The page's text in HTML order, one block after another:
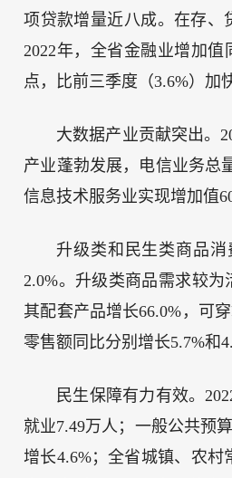
项贷款增量近八成。在存、
2022年，全省金融业增加
点，比前三季度（3.6%）加
大数据产业贡献突出。
产业蓬勃发展，电信业务总
信息技术服务业实现增加值
升级类和民生类商品
2.0%。升级类商品需求较
其配套产品增长66.0%，可
零售额同比分别增长5.7%和
民生保障有力有效。
就业7.49万人；一般公共预
增长4.6%；全省城镇、农